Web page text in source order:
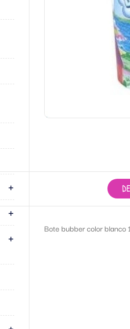
+
+
+ Bote bubber color blanco